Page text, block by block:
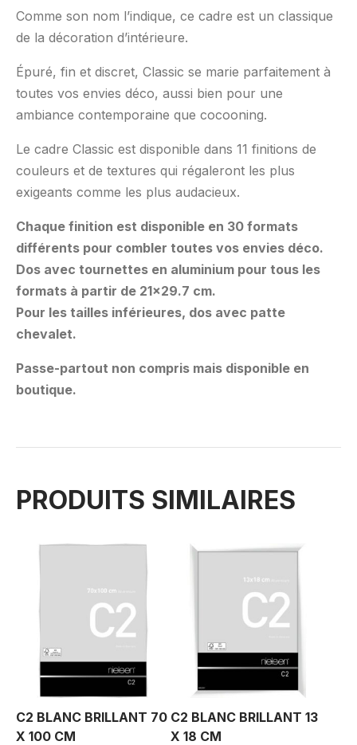
Comme son nom l’indique, ce cadre est un classique
de la décoration d’intérieure.
Épuré, fin et discret, Classic se marie parfaitement à
toutes vos envies déco, aussi bien pour une
ambiance contemporaine que cocooning.
Le cadre Classic est disponible dans 11 finitions de
couleurs et de textures qui régaleront les plus
exigeants comme les plus audacieux.
Chaque finition est disponible en 30 formats
différents pour combler toutes vos envies déco.
Dos avec tournettes en aluminium pour tous les
formats à partir de 21×29.7 cm.
Pour les tailles inférieures, dos avec patte
chevalet.
Passe-partout non compris mais disponible en
boutique.
PRODUITS SIMILAIRES
C2 BLANC BRILLANT 70
X 100 CM
C2 BLANC BRILLANT 13
X 18 CM